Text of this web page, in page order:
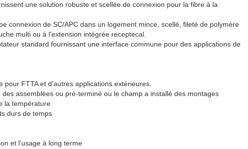
une solution robuste et scellée de connexion pour la fibre à la
connexion de SC/APC dans un logement mince, scellé, fileté de polymère
multi ou à l'extension intégrée receptecal.
standard fournissant une interface commune pour des applications de
FTTA et d'autres applications extérieures.
assemblées ou pré-terminé ou le champ a installé des montages
la température
durs de temps
et l'usage à long terme